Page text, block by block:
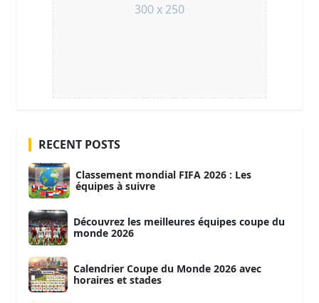
300 x 250
RECENT POSTS
Classement mondial FIFA 2026 : Les
équipes à suivre
Découvrez les meilleures équipes coupe du
monde 2026
Calendrier Coupe du Monde 2026 avec
horaires et stades